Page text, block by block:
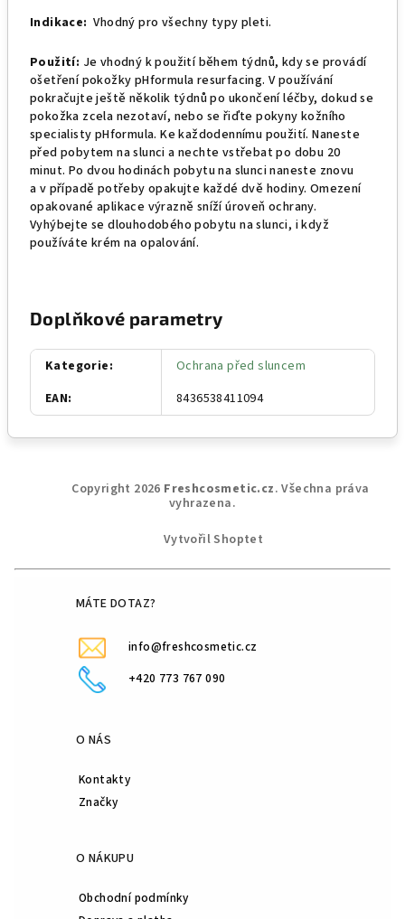
Indikace: Vhodný pro všechny typy pleti.
Použití: Je vhodný k použití během týdnů, kdy se provádí
ošetření pokožky pHformula resurfacing. V používání
pokračujte ještě několik týdnů po ukončení léčby, dokud se
pokožka zcela nezotaví, nebo se řiďte pokyny kožního
specialisty pHformula.Ke každodennímu použití. Naneste
před pobytem na slunci a nechte vstřebat po dobu 20
minut. Po dvou hodinách pobytu na slunci naneste znovu
a v případě potřeby opakujte každé dvě hodiny. Omezení
opakované aplikace výrazně sníží úroveň ochrany.
Vyhýbejte se dlouhodobého pobytu na slunci, i když
používáte krém na opalování.
Doplňkové parametry
Kategorie:
Ochrana před sluncem
EAN: 8436538411094
Copyright 2026 Freshcosmetic.cz. Všechna práva
vyhrazena.
Vytvořil Shoptet
MÁTE DOTAZ?
info@freshcosmetic.cz
+420 773 767 090
O NÁS
Kontakty
Značky
O NÁKUPU
Obchodní podmínky